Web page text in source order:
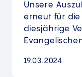
Unsere
erneut für die
diesjährige
19.03.2024